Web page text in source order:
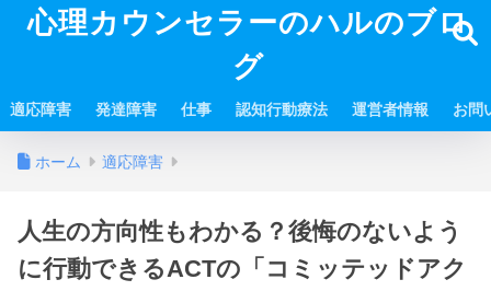
心理カウンセラーのハルのブロ
グ
適応障害 発達障害 仕事 認知行動療法 運営者情報 お問
ホーム 適応障害
人生の方向性もわかる？後悔のないよう
に行動できるACTの「コミッテッドアク